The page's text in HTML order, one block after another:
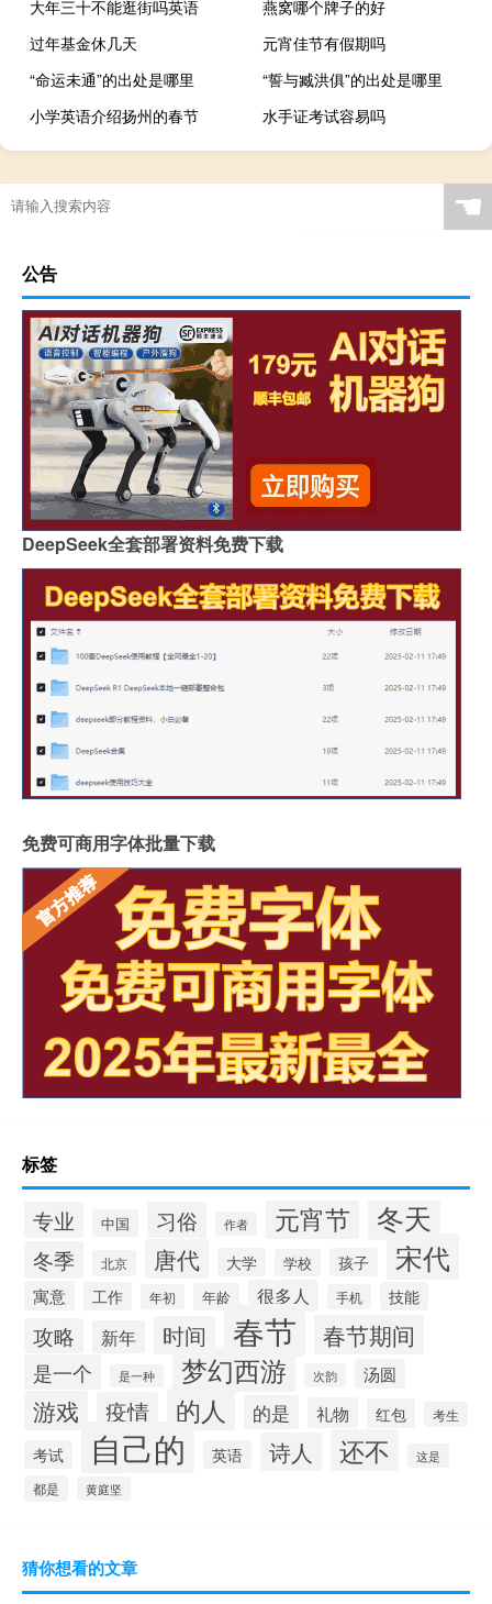
大年三十不能逛街吗英语
燕窝哪个牌子的好
过年基金休几天
元宵佳节有假期吗
“命运未通”的出处是哪里
“誓与臧洪俱”的出处是哪里
小学英语介绍扬州的春节
水手证考试容易吗
☚
公告
DeepSeek全套部署资料免费下载
免费可商用字体批量下载
标签
专业 中国 习俗 作者 元宵节 冬天
冬季 北京 唐代 大学 学校 孩子 宋代
寓意 工作 年初 年龄 很多人 手机 技能
攻略 新年 时间 春节 春节期间
是一个 是一种 梦幻西游 次韵 汤圆
游戏 疫情 的人 的是 礼物 红包 考生
考试 自己的 英语 诗人 还不 这是
都是 黄庭坚
猜你想看的文章